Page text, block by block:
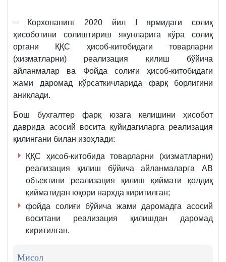
– Корхонанинг 2020 йил I ярмидаги солиқ
ҳисоботини солиштириш якунларига кўра солиқ
органи ҚҚС ҳисоб-китобидаги товарларни
(хизматларни) реализация қилиш бўйича
айланмалар ва Фойда солиғи ҳисоб-китобидаги
жами даромад кўрсаткичларида фарқ борлигини
аниқлади.
Бош бухгалтер фарқ юзага келишини ҳисобот
даврида асосий восита қуйидагиларга реализация
қилингани билан изоҳлади:
ҚҚС ҳисоб-китобида товарларни (хизматларни)
реализация қилиш бўйича айланмаларга АВ
объектини реализация қилиш қиймати қолдиқ
қийматидан юқори нархда киритилган;
фойда солиғи бўйича жами даромадга асосий
воситани реализация қилишдан даромад
киритилган.
Мисол